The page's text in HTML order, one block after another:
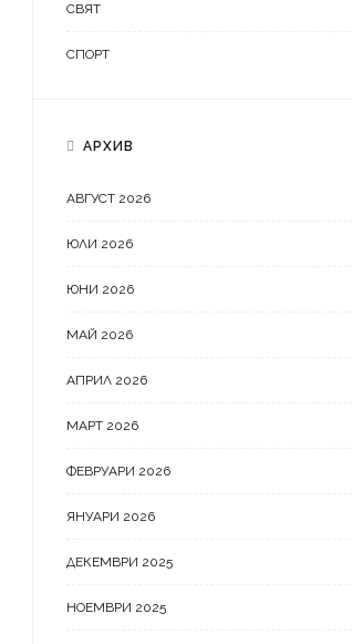
СВЯТ
СПОРТ
АРХИВ
АВГУСТ 2026
ЮЛИ 2026
ЮНИ 2026
МАЙ 2026
АПРИЛ 2026
МАРТ 2026
ФЕВРУАРИ 2026
ЯНУАРИ 2026
ДЕКЕМВРИ 2025
НОЕМВРИ 2025